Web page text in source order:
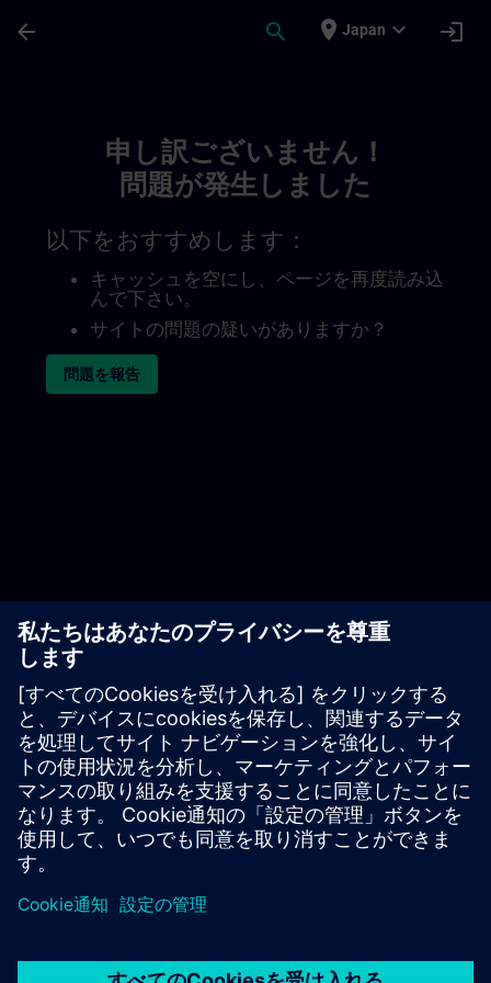
arrow_back search place Japan expand_more login
申し訳ございません！
問題が発生しました
以下をおすすめします：
キャッシュを空にし、ページを再度読み込
んで下さい。
サイトの問題の疑いがありますか？
問題を報告